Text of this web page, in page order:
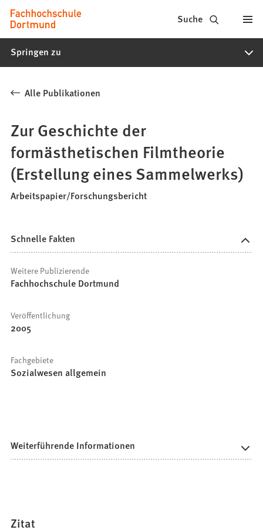
Inhalt anspringen
Fachhochschule
Dortmund
-
Studiengänge,
Bewerbung
Suche
Springen zu
Alle Publikationen
Zur Geschichte der
formästhetischen Filmtheorie
(Erstellung eines Sammelwerks)
Arbeitspapier/Forschungsbericht
Schnelle Fakten
Weitere Publizierende
Fachhochschule Dortmund
Veröffentlichung
2005
Fachgebiete
Sozialwesen allgemein
Weiterführende Informationen
Zitat